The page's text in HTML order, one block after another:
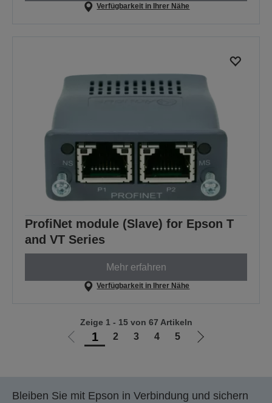
Verfügbarkeit in Ihrer Nähe
ProfiNet module (Slave) for Epson T
and VT Series
Mehr erfahren
Verfügbarkeit in Ihrer Nähe
Zur
1 2 3 4 5
Zur
Zeige 1 - 15 von 67 Artikeln
Bleiben Sie mit Epson in Verbindung und sichern